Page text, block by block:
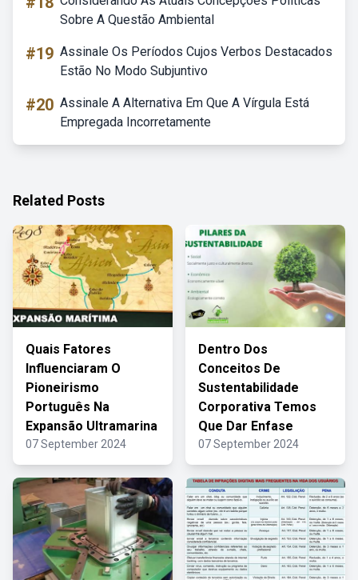
Sobre A Questão Ambiental
#19 Assinale Os Períodos Cujos Verbos Destacados
Estão No Modo Subjuntivo
#20 Assinale A Alternativa Em Que A Vírgula Está
Empregada Incorretamente
Related Posts
Quais Fatores
Influenciaram O
Pioneirismo
Português Na
Expansão Ultramarina
07 September 2024
Dentro Dos
Conceitos De
Sustentabilidade
Corporativa Temos
Que Dar Enfase
07 September 2024